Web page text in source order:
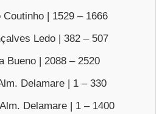
Coutinho | 1529 – 1666
Ledo | 382 – 507
Bueno | 2088 – 2520
Delamare | 1 – 330
Delamare | 1 – 1400